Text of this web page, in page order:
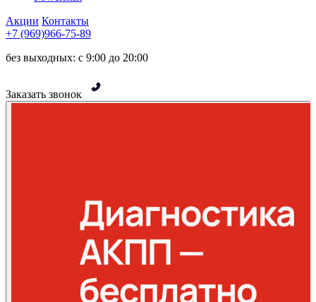
Акции Контакты
+7 (969)966-75-89
без выходных: с 9:00 до 20:00
Заказать звонок